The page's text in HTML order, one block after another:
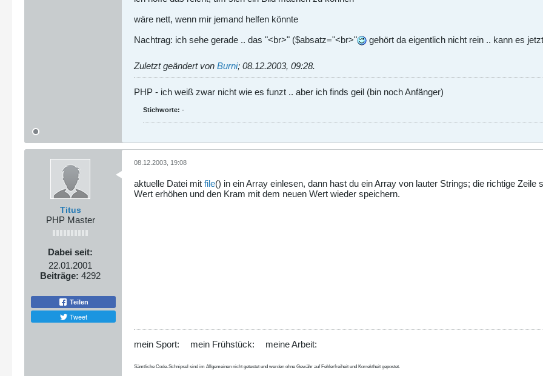
// Echo $suchergebnisse[j].$absatz;
//-----------------
foreach ($array_inas$key=>$value )
{
return $key;
?>
wäre nett, wenn mir jemand helfen könnte
Nachtrag: ich sehe gerade .. das "<br>" ($absatz="<br>"
gehört da eigentlich nicht rein .. kann es
Zuletzt geändert von Burni; 08.12.2003, 09:28.
PHP - ich weiß zwar nicht wie es funzt .. aber ich finds geil (bin noch Anfänger)
Stichworte: -
Titus
PHP Master
Dabei seit:
22.01.2001
Beiträge: 4292
Teilen
Tweet
08.12.2003, 19:08
aktuelle Datei mit file() in ein Array einlesen, dann hast du ein Array von lauter Strings; die richtige
Wert erhöhen und den Kram mit dem neuen Wert wieder speichern.
mein Sport: mein Frühstück: meine Arbeit:
Sämtliche Code-Schnipsel sind im Allgemeinen nicht getestet und werden ohne Gewähr auf Fehlerfreiheit und Korrektheit gepostet.